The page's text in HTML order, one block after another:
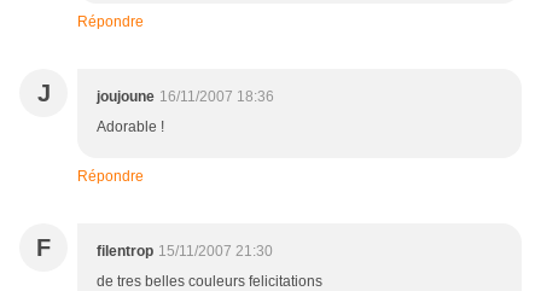
Répondre
J joujoune 16/11/2007 18:36
Adorable !
Répondre
F filentrop 15/11/2007 21:30
de tres belles couleurs felicitations